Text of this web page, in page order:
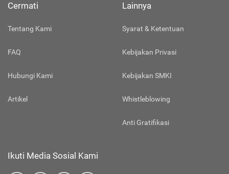
Cermati
Tentang Kami
FAQ
Hubungi Kami
Artikel
Lainnya
Syarat & Ketentuan
Kebijakan Privasi
Kebijakan SMKI
Whistleblowing
Anti Gratifikasi
Ikuti Media Sosial Kami